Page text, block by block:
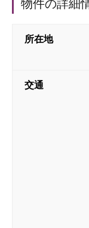
物件の詳細
所在地
交通